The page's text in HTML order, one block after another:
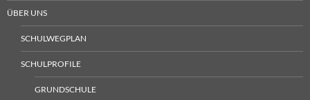
ÜBER UNS
SCHULWEGPLAN
SCHULPROFILE
GRUNDSCHULE